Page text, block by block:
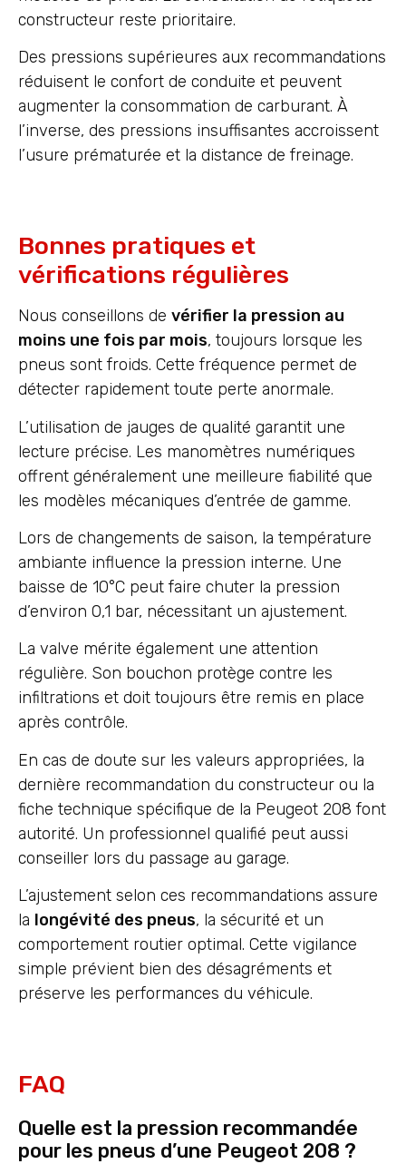
constructeur reste prioritaire.
Des pressions supérieures aux recommandations
réduisent le confort de conduite et peuvent
augmenter la consommation de carburant. À
l’inverse, des pressions insuffisantes accroissent
l’usure prématurée et la distance de freinage.
Bonnes pratiques et
vérifications régulières
Nous conseillons de vérifier la pression au
moins une fois par mois, toujours lorsque les
pneus sont froids. Cette fréquence permet de
détecter rapidement toute perte anormale.
L’utilisation de jauges de qualité garantit une
lecture précise. Les manomètres numériques
offrent généralement une meilleure fiabilité que
les modèles mécaniques d’entrée de gamme.
Lors de changements de saison, la température
ambiante influence la pression interne. Une
baisse de 10°C peut faire chuter la pression
d’environ 0,1 bar, nécessitant un ajustement.
La valve mérite également une attention
régulière. Son bouchon protège contre les
infiltrations et doit toujours être remis en place
après contrôle.
En cas de doute sur les valeurs appropriées, la
dernière recommandation du constructeur ou la
fiche technique spécifique de la Peugeot 208 font
autorité. Un professionnel qualifié peut aussi
conseiller lors du passage au garage.
L’ajustement selon ces recommandations assure
la longévité des pneus, la sécurité et un
comportement routier optimal. Cette vigilance
simple prévient bien des désagréments et
préserve les performances du véhicule.
FAQ
Quelle est la pression recommandée
pour les pneus d’une Peugeot 208 ?